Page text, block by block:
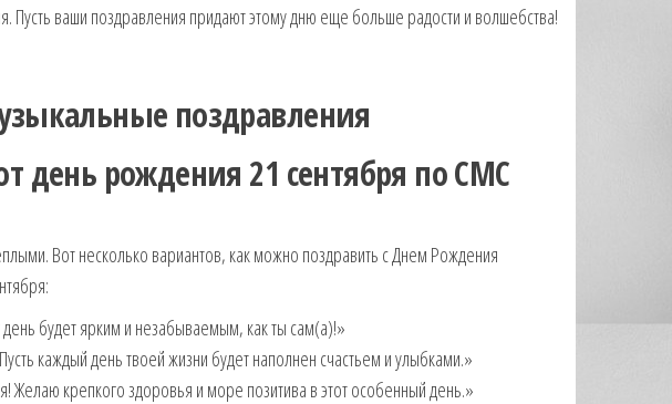
Пусть ваши поздравления придают этому дню еще больше радости и волшебства!
поздравления
день рождения 21 сентября по СМС
Вот несколько вариантов, как можно поздравить с Днем Рождения
будет ярким и незабываемым, как ты сам(а)!»
каждый день твоей жизни будет наполнен счастьем и улыбками.»
крепкого здоровья и море позитива в этот особенный день.»